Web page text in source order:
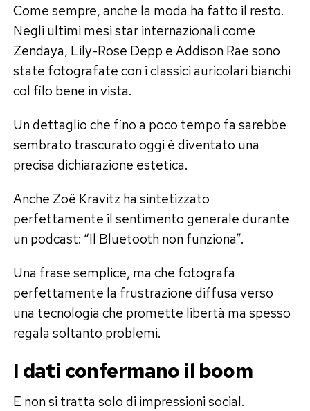
Come sempre, anche la moda ha fatto il resto.
Negli ultimi mesi star internazionali come
Zendaya, Lily-Rose Depp e Addison Rae sono
state fotografate con i classici auricolari bianchi
col filo bene in vista.
Un dettaglio che fino a poco tempo fa sarebbe
sembrato trascurato oggi è diventato una
precisa dichiarazione estetica.
Anche Zoë Kravitz ha sintetizzato
perfettamente il sentimento generale durante
un podcast: “Il Bluetooth non funziona”.
Una frase semplice, ma che fotografa
perfettamente la frustrazione diffusa verso
una tecnologia che promette libertà ma spesso
regala soltanto problemi.
I dati confermano il boom
E non si tratta solo di impressioni social.